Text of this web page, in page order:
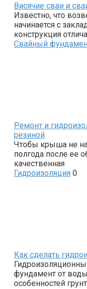
Висячие сваи и
Известно, что
начинается с
конструкция
Свайный
Ремонт и
резиной
Чтобы крыша не
полгода после ее
качественная
Гидроизоляция 0
Как сделать
фундамент от
особенностей